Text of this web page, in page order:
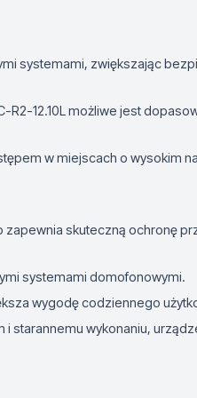
systemami, zwiększając
R2-12.10L możliwe jest
w miejscach o wysokim
skuteczną ochronę
systemami domofonowymi.
wygodę codziennego
i starannemu wykonaniu,